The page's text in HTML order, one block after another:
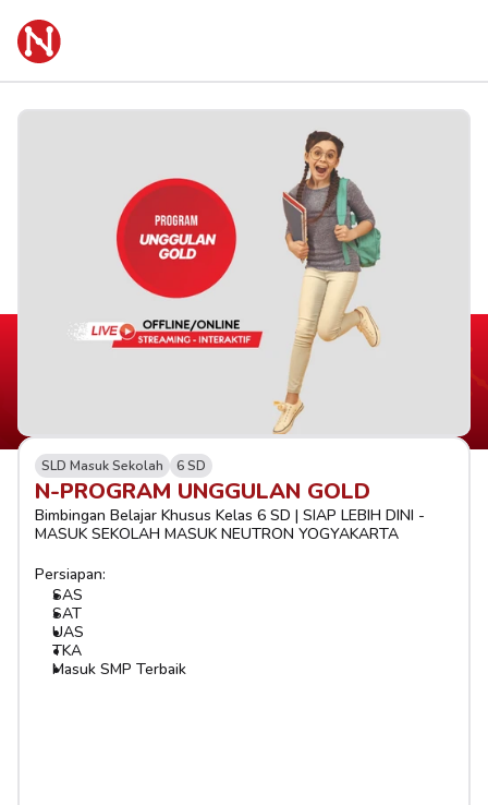
SLD Masuk Sekolah 6 SD
N-PROGRAM UNGGULAN GOLD
Bimbingan Belajar Khusus Kelas 6 SD | SIAP LEBIH DINI -
MASUK SEKOLAH MASUK NEUTRON YOGYAKARTA
Persiapan:
SAS
SAT
UAS
TKA
Masuk SMP Terbaik